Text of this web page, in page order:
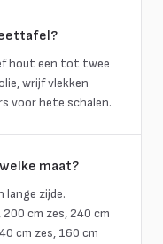
hout een tot twee
wrijf vlekken
voor hete schalen.
maat?
lange zijde.
cm zes, 240 cm
cm zes, 160 cm